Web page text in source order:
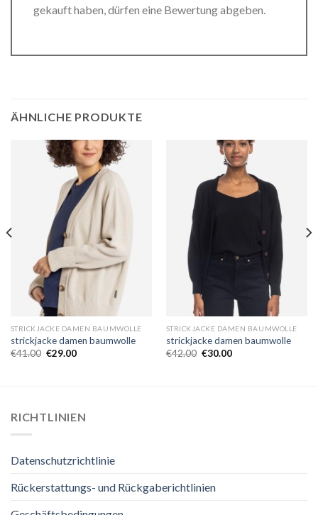
gekauft haben, dürfen eine Bewertung abgeben.
ÄHNLICHE PRODUKTE
STRICKJACKE DAMEN BAUMWOLLE
strickjacke damen baumwolle
€41.00 €29.00
STRICKJACKE DAMEN BAUMWOLLE
strickjacke damen baumwolle
€42.00 €30.00
RICHTLINIEN
Datenschutzrichtlinie
Rückerstattungs- und Rückgaberichtlinien